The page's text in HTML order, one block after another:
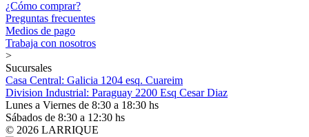
¿Cómo comprar?
Preguntas frecuentes
Medios de pago
Trabaja con nosotros
>
Sucursales
Casa Central: Galicia 1204 esq. Cuareim
Division Industrial: Paraguay 2200 Esq Cesar Diaz
Lunes a Viernes de 8:30 a 18:30 hs
Sábados de 8:30 a 12:30 hs
© 2026 LARRIQUE